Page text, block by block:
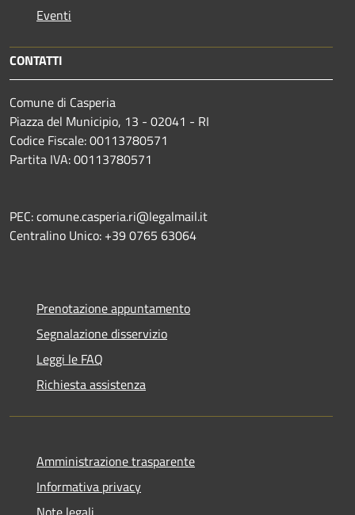
Eventi
CONTATTI
Comune di Casperia
Piazza del Municipio, 13 - 02041 - RI
Codice Fiscale: 00113780571
Partita IVA: 00113780571
PEC: comune.casperia.ri@legalmail.it
Centralino Unico: +39 0765 63064
Prenotazione appuntamento
Segnalazione disservizio
Leggi le FAQ
Richiesta assistenza
Amministrazione trasparente
Informativa privacy